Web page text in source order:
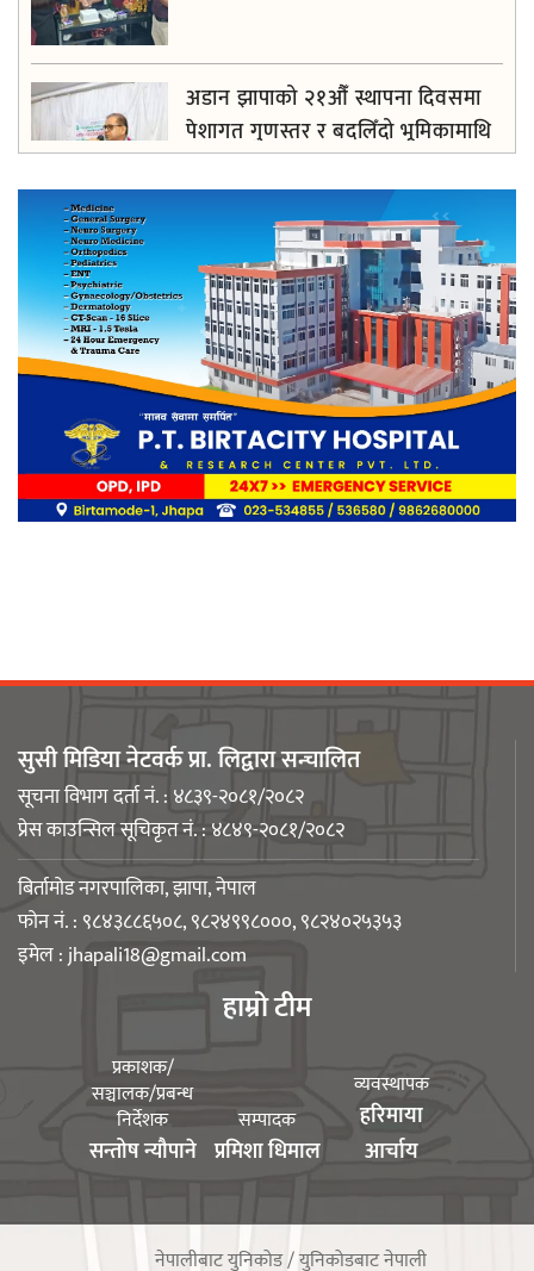
अडान झापाको २१औँ स्थापना दिवसमा
पेशागत गुणस्तर र बदलिँदो भूमिकामाथि
अन्तरक्रिया
आगलागीबाट प्रभावित शेयर सदस्यलाई
सहाराले उपलब्ध गरायाे राहत
लिङ्कन मन्टेश्वरीमा खिर दिवस मनाइयो
नेपाली युवा उद्यमी मञ्च झापाको अध्यक्षमा
मिजास पोखरेल
बिर्तामोड स्मार्ट लेडीद्धारा सामुदायिक
कुकुरलाई खानासहित स्वैच्छिक आँखादान
युवा संघ झापाको अध्यक्षमा बिशन लिम्बू
सुसी मिडिया नेटवर्क प्रा. लिद्वारा सन्चालित
सूचना विभाग दर्ता नं. : ४८३९-२०८१/२०८२
प्रेस काउन्सिल सूचिकृत नं. : ४८४९-२०८१/२०८२
बिर्तामोड नगरपालिका, झापा, नेपाल
फोन नं. : ९८४३८८६५०८, ९८२४९९८०००, ९८२४०२५३५३
इमेल :jhapali18@gmail.com
हाम्रो टीम
प्रकाशक/
सञ्चालक/प्रबन्ध
निर्देशक
सन्तोष न्यौपाने
सम्पादक
प्रमिशा धिमाल
व्यवस्थापक
हरिमाया
आर्चाय
नेपालीबाट युनिकोड / युनिकोडबाट नेपाली